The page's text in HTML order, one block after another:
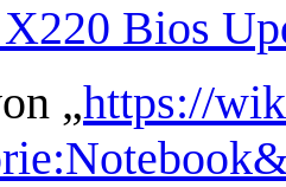
Bios
„https://